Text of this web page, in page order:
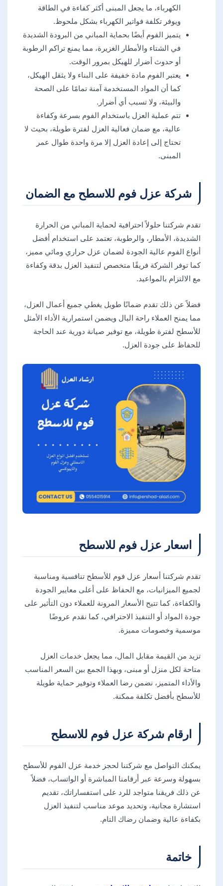
الكهرباء، ما يجعل المبنى أكثر كفاءة في الطاقة
ويوفر تكلفة فواتير الكهرباء بشكل ملحوظ.
يتميز الفوم أيضًا بحماية المباني من البرودة الشديدة
في الشتاء والأمطار الغزيرة، مما يمنع تراكم الرطوبة
أو حدوث أضرار للهيكل بمرور الوقت.
يعتبر الفوم مادة خفيفة على البناء ولا يثقل الهيكل،
كما أن المواد المستخدمة آمنة تمامًا على الصحة
والبيئة، ولا تسبب أي أضرار.
تتم عملية العزل باستخدام الفوم بسرعة وكفاءة
عالية، مع ضمان فعالية العزل لفترة طويلة، بحيث لا
تحتاج إلى إعادة العزل إلا مرة واحدة طوال عمر
المبنى.
شركة عزل فوم للاسطح مع الضمان
تقدم شركتنا حلولاً احترافية لحماية المباني من الحرارة
الشديدة، الأمطار، والرطوبة، تعتمد على استخدام أفضل
أنواع الفوم عالية الجودة لضمان عزل حراري ومائي مميز،
كما توفر الشركة فريقًا متخصص لتنفيذ العزل بدقة وكفاءة
مع الالتزام بالمواعيد.
فضلاً عن ذلك تقدم ضمانًا طويل يغطي جميع أعمال العزل،
مما يمنح العملاء راحة البال ويضمن استمرارية الأداء الأمثل
للأسطح لفترة طويلة، مع توفير صيانة دورية عند الحاجة
للحفاظ على جودة العزل.
اسعار عزل فوم للاسطح
تقدم شركتنا أسعار عزل فوم للأسطح تنافسية ومناسبة
لجميع الميزانيات، مع الحفاظ على أعلى معايير الجودة
والكفاءة، كما تتيح الأسعار المرونة للعملاء دون التأثير على
جودة المواد أو التنفيذ الاحترافي، كما نقدم عروضًا
موسمية وخصومات مميزة.
تزيد من القيمة مقابل المال، مما يجعل خدمات العزل
متاحة لكل منزل أو مبنى، وبهذا الجمع بين السعر المناسب
والأداء المتميز، نضمن رضا العملاء وتوفير حماية طويلة
للأسطح بأفضل تكلفة ممكنة.
ارقام شركة عزل فوم للاسطح
يمكنك التواصل مع شركتنا لحجز خدمة عزل الفوم للأسطح
بسهولة وسرعة عبر أرقامنا المباشرة أو الواتساب، فضلاً
عن ذلك فريقنا متواجد للرد على استفساراتك، تقديم
استشارة مجانية، وتحديد موعد مناسب لتنفيذ العزل
بكفاءة عالية وضمان رضاك التام.
خاتمة